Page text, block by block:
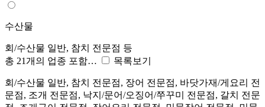
수산물
회/수산물 일반, 참치 전문점 등
총 21개의 업종 포함…
목록보기
회/수산물 일반, 참치 전문점, 장어 전문점, 바닷가재/게요리 전
문점, 조개 전문점, 낙지/문어/오징어/쭈꾸미 전문점, 갈치 전문